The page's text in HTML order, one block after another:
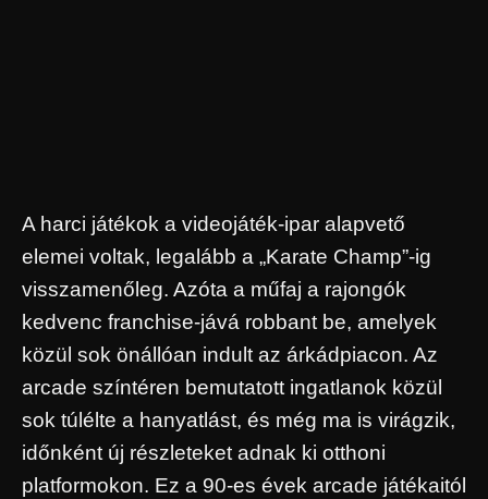
A harci játékok a videojáték-ipar alapvető
elemei voltak, legalább a „Karate Champ”-ig
visszamenőleg. Azóta a műfaj a rajongók
kedvenc franchise-jává robbant be, amelyek
közül sok önállóan indult az árkádpiacon. Az
arcade színtéren bemutatott ingatlanok közül
sok túlélte a hanyatlást, és még ma is virágzik,
időnként új részleteket adnak ki otthoni
platformokon. Ez a 90-es évek arcade játékaitól